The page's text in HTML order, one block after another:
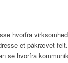
hvorfra
et påkrævet
se hvorfra